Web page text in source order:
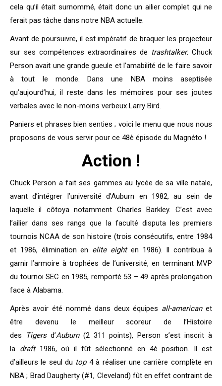
cela qu’il était surnommé, était donc un ailier complet qui ne
ferait pas tâche dans notre NBA actuelle.
Avant de poursuivre, il est impératif de braquer les projecteur
sur ses compétences extraordinaires de trashtalker. Chuck
Person avait une grande gueule et l’amabilité de le faire savoir
à tout le monde. Dans une NBA moins aseptisée
qu’aujourd’hui, il reste dans les mémoires pour ses joutes
verbales avec le non-moins verbeux Larry Bird.
Paniers et phrases bien senties ; voici le menu que nous nous
proposons de vous servir pour ce 48è épisode du Magnéto !
Action !
Chuck Person a fait ses gammes au lycée de sa ville natale,
avant d’intégrer l’université d’Auburn en 1982, au sein de
laquelle il côtoya notamment Charles Barkley. C’est avec
l’ailier dans ses rangs que la faculté disputa les premiers
tournois NCAA de son histoire (trois consécutifs, entre 1984
et 1986, élimination en elite eighten 1986). Il contribua à
garnir l’armoire à trophées de l’université, en terminant MVP
du tournoi SEC en 1985, remporté 53 – 49 après prolongation
face à Alabama.
Après avoir été nommé dans deux équipes all-americanet
être devenu le meilleur scoreur de l’Histoire
des
Tigers d’Auburn(2 311 points), Person s’est inscrit à
la draft1986, où il fût sélectionné en 4è position. Il est
d’ailleurs le seul du top4 à réaliser une carrière complète en
NBA ; Brad Daugherty (#1, Cleveland) fût en effet contraint de